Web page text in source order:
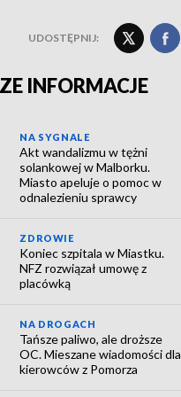
UDOSTĘPNIJ:
INFORMACJE
NA SYGNALE
Akt wandalizmu w tężni
solankowej w Malborku.
Miasto apeluje o pomoc w
odnalezieniu sprawcy
ZDROWIE
Koniec szpitala w Miastku.
NFZ rozwiązał umowę z
placówką
NA DROGACH
Tańsze paliwo, ale droższe
OC. Mieszane wiadomości dla
kierowców z Pomorza